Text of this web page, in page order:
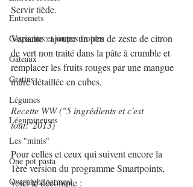
Entremets
Gaspachos et soupes froides
Gâteaux
Gratins
Légumes
Légumineuses
Les "minis"
One pot pasta
Overnight oatmeal
Servir tiède.
Variante : ajouter un peu de zeste de citron
de vert non traité dans la pâte à crumble et
remplacer les fruits rouges par une mangue
mûre détaillée en cubes.
Recette WW ("5 ingrédients et c'est
tout!"2013)
Pour celles et ceux qui suivent encore la
1ère version du programme Smartpoints,
voici le décompte :